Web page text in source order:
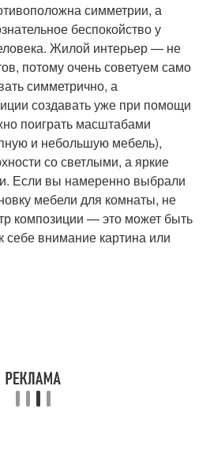
симметрии, а
беспокойство у
Жилой интерьер — не
потому очень советуем само
симметрично, а
создавать уже при помощи
поиграть масштабами
и небольшую мебель),
со светлыми, а яркие
Если вы намеренно выбрали
мебели для комнаты, не
композиции — это может быть
внимание картина или